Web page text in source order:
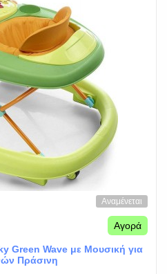
Αναμένεται
Αγορά
Green Wave με Μουσική για
Πράσινη